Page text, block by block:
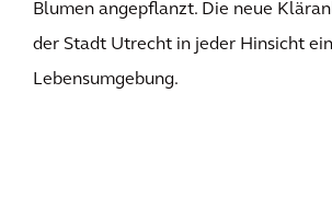
Blumen angepflanzt. Die neue
der Stadt Utrecht in jeder Hinsicht
Lebensumgebung.